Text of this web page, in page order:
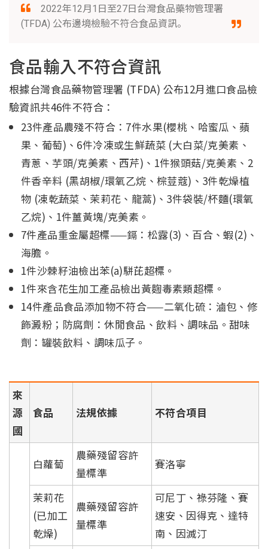
2022年12月1日至27日台灣食品藥物管理署
(TFDA) 公布邊境檢驗不符合食品資訊。
食品輸入不符合資訊
根據台灣食品藥物管理署 (TFDA) 公布12月進口食品檢
驗資訊共46件不符合：
23件產品農殘不符合：7件水果(櫻桃、哈蜜瓜、蘋
果、葡萄)、6件冷凍或生鮮蔬菜 (大白菜/克美素、
青蔥、芋頭/克美素、西芹)、1件猴頭菇/克美素、2
件香辛料 (黑胡椒/環氧乙烷、棕荳蔻)、3件乾燥植
物 (凍乾蔬菜、茉莉花、龍蒿)、3件袋裝/杯麵(環氧
乙烷)、1件薑黃塊/克美素。
7件產品重金屬超標——鎘：松露(3)、百合、蝦(2)、
海膽。
1件沙棘籽油檢出苯(a)駢芘超標。
1件來含花生加工產品檢出黃麴毒素類超標。
14件產品食品添加物不符合——二氧化硫：滷包、修
飾澱粉；防腐劑：休閒食品、飲料、調味品。甜味
劑：罐裝飲料、調味瓜子。
來
源
國
食品 法規依據 不符合項目
白蘿蔔
農藥殘留容許
量標準
賽洛寧
茉莉花
(已加工
乾燥)
農藥殘留容許
量標準
可尼丁、祿芬隆、賽
速安、因得克、達特
南、因滅汀